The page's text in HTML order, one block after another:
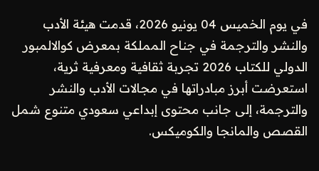
في يوم الخميس 04 يونيو 2026، قدمت هيئة الأدب
والنشر والترجمة في جناح المملكة بمعرض كوالالمبور
الدولي للكتاب 2026 تجربة ثقافية ومعرفية ثرية،
استعرضت أبرز مبادراتها في مجالات الأدب والنشر
والترجمة، إلى جانب محتوى إبداعي سعودي متنوع شمل
القصص والمانجا والكوميكس.